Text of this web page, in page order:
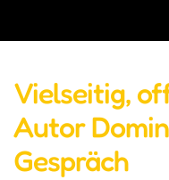
Vielseitig,
Autor
Gespräch